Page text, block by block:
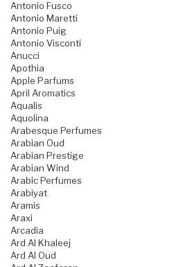
Antonio Fusco
Antonio Maretti
Antonio Puig
Antonio Visconti
Anucci
Apothia
Apple Parfums
April Aromatics
Aqualis
Aquolina
Arabesque Perfumes
Arabian Oud
Arabian Prestige
Arabian Wind
Arabic Perfumes
Arabiyat
Aramis
Araxi
Arcadia
Ard Al Khaleej
Ard Al Oud